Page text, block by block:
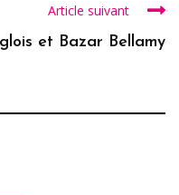
Article suivant
et Bazar Bellamy